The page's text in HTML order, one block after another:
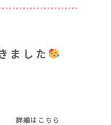
ました
詳細はこちら